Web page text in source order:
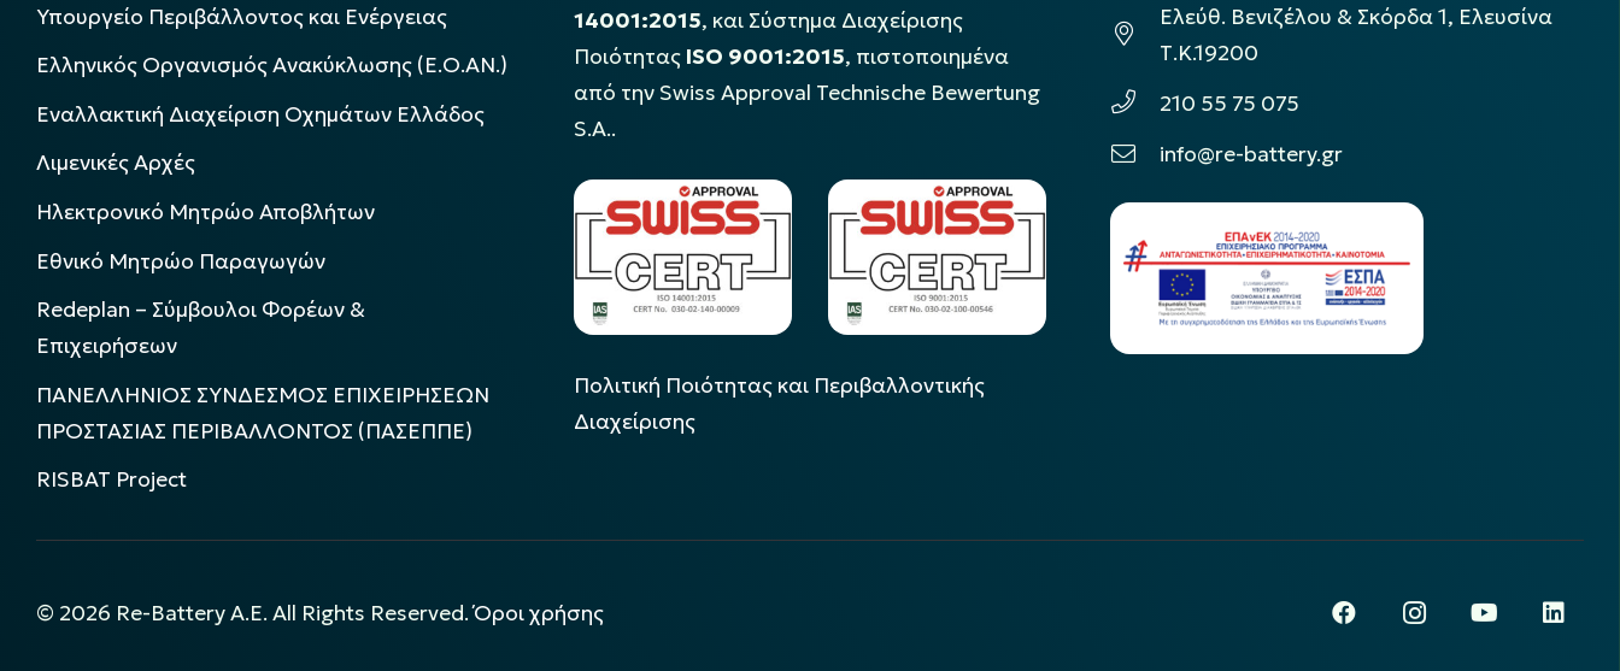
Υπουργείο Περιβάλλοντος και Ενέργειας
Ελληνικός Οργανισμός Ανακύκλωσης (Ε.Ο.ΑΝ.)
Εναλλακτική Διαχείριση Οχημάτων Ελλάδος
Λιμενικές Αρχές
Ηλεκτρονικό Μητρώο Αποβλήτων
Εθνικό Μητρώο Παραγωγών
Redeplan – Σύμβουλοι Φορέων &
Επιχειρήσεων
ΠΑΝΕΛΛΗΝΙΟΣ ΣΥΝΔΕΣΜΟΣ ΕΠΙΧΕΙΡΗΣΕΩΝ
ΠΡΟΣΤΑΣΙΑΣ ΠΕΡΙΒΑΛΛΟΝΤΟΣ (ΠΑΣΕΠΠΕ)
RISBAT Project
14001:2015, και Σύστημα Διαχείρισης
Ποιότητας ISO 9001:2015, πιστοποιημένα
από την Swiss Approval Technische Bewertung
S.A..
Πολιτική Ποιότητας και Περιβαλλοντικής
Διαχείρισης
Ελεύθ. Βενιζέλου & Σκόρδα 1, Ελευσίνα
Τ.Κ.19200
210 55 75 075
info@re-battery.gr
© 2026 Re-Battery A.E. All Rights Reserved.Όροι χρήσης